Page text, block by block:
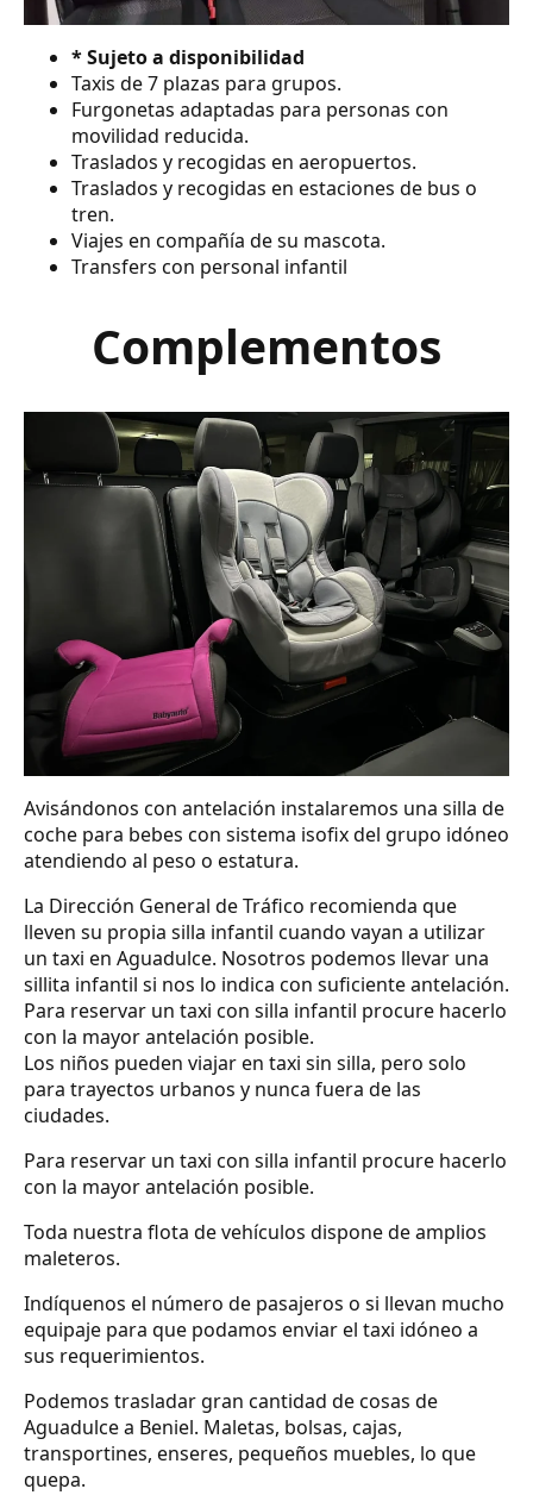
* Sujeto a disponibilidad
Taxis de 7 plazas para grupos.
Furgonetas adaptadas para personas con
movilidad reducida.
Traslados y recogidas en aeropuertos.
Traslados y recogidas en estaciones de bus o
tren.
Viajes en compañía de su mascota.
Transfers con personal infantil
Complementos
Avisándonos con antelación instalaremos una silla de
coche para bebes con sistema isofix del grupo idóneo
atendiendo al peso o estatura.
La Dirección General de Tráfico recomienda que
lleven su propia silla infantil cuando vayan a utilizar
un taxi en Aguadulce. Nosotros podemos llevar una
sillita infantil si nos lo indica con suficiente antelación.
Para reservar un taxi con silla infantil procure hacerlo
con la mayor antelación posible.
Los niños pueden viajar en taxi sin silla, pero solo
para trayectos urbanos y nunca fuera de las
ciudades.
Para reservar un taxi con silla infantil procure hacerlo
con la mayor antelación posible.
Toda nuestra flota de vehículos dispone de amplios
maleteros.
Indíquenos el número de pasajeros o si llevan mucho
equipaje para que podamos enviar el taxi idóneo a
sus requerimientos.
Podemos trasladar gran cantidad de cosas de
Aguadulce a Beniel. Maletas, bolsas, cajas,
transportines, enseres, pequeños muebles, lo que
quepa.